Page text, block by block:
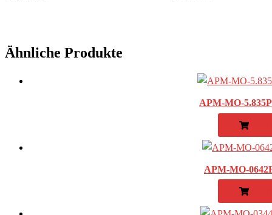
Ähnliche Produkte
APM-MO-
APM-MO-